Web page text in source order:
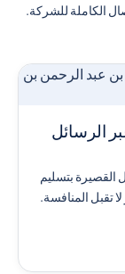
الرسائل
بتسليم
تقبل المنافسة.